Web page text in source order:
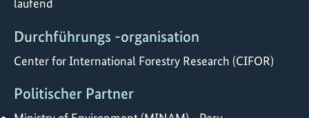
laufend
Durchführungs -organisation
Center for International Forestry Research (CIFOR)
Politischer Partner